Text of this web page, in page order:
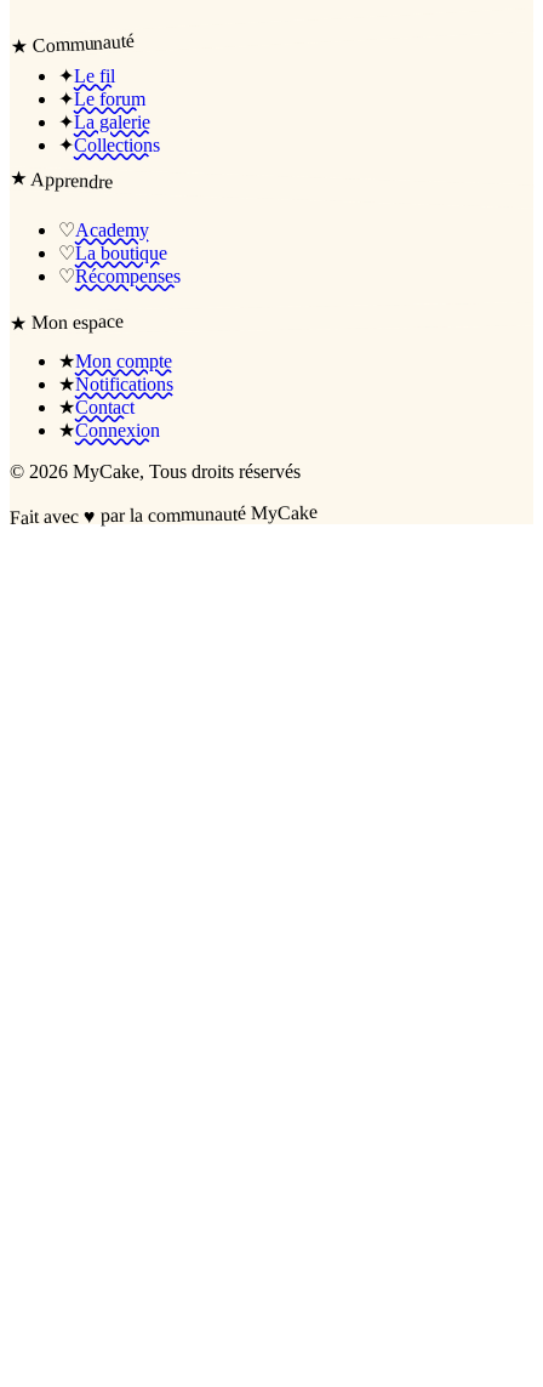
★ Communauté
✦Le fil
✦Le forum
✦La galerie
✦Collections
★Apprendre
♡Academy
♡La boutique
♡Récompenses
★Mon espace
★Mon compte
★Notifications
★Contact
★Connexion
© 2026 MyCake, Tous droits réservés
Fait avec♥ par la communauté MyCake